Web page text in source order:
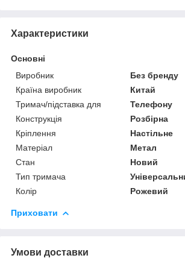
Характеристики
Основні
Виробник
Без бренду
Країна виробник
Китай
Тримач/підставка для
Телефону
Конструкція
Розбірна
Кріплення
Настільне
Матеріал
Метал
Стан
Новий
Тип тримача
Колір
Рожевий
Приховати
Умови доставки